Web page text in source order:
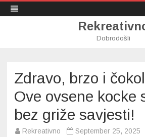
Dobrodošli
Zdravo, brzo i
Ove ovsene kocke
bez griže savjesti!
Rekreativno September 25, 2025